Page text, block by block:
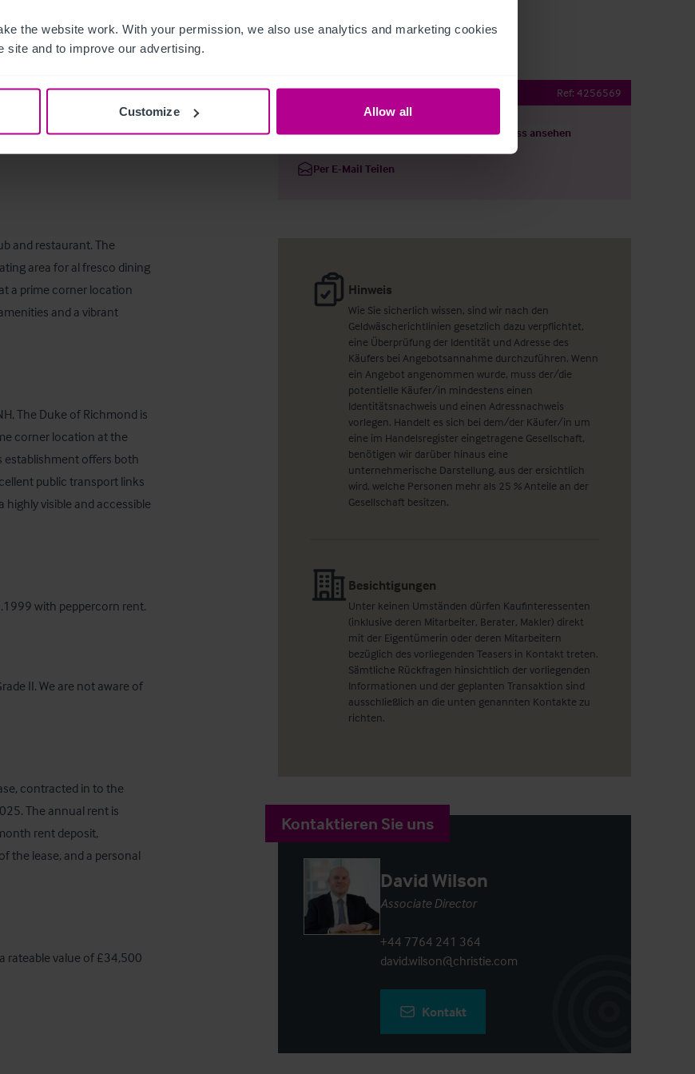
the website work. With your permission, we also use analytics and marketing cookies
site and to improve our advertising.
Customize Allow all
and restaurant. The
area for al fresco dining
a prime corner location
and a vibrant
The Duke of Richmond is
corner location at the
establishment offers both
public transport links
visible and accessible
with peppercorn rent.
II. We are not aware of
contracted in to the
The annual rent is
rent deposit,
the lease, and a personal
rateable value of £34,500
Investment Opportunity Ref: 4256569
Details herunterladen Grundriss ansehen
Per E-Mail Teilen
Hinweis
Wie Sie sicherlich wissen, sind wir nach den
Geldwäscherichtlinien gesetzlich dazu verpflichtet,
eine Überprüfung der Identität und Adresse des
Käufers bei Angebotsannahme durchzuführen. Wenn
ein Angebot angenommen wurde, muss der/die
potentielle Käufer/in mindestens einen
Identitätsnachweis und einen Adressnachweis
vorlegen. Handelt es sich bei dem/der Käufer/in um
eine im Handelsregister eingetragene Gesellschaft,
benötigen wir darüber hinaus eine
unternehmerische Darstellung, aus der ersichtlich
wird, welche Personen mehr als 25 % Anteile an der
Gesellschaft besitzen.
Besichtigungen
Unter keinen Umständen dürfen Kaufinteressenten
(inklusive deren Mitarbeiter, Berater, Makler) direkt
mit der Eigentümerin oder deren Mitarbeitern
bezüglich des vorliegenden Teasers in Kontakt treten.
Sämtliche Rückfragen hinsichtlich der vorliegenden
Informationen und der geplanten Transaktion sind
ausschließlich an die unten genannten Kontakte zu
richten.
Kontaktieren Sie uns
David Wilson
Associate Director
+44 7764 241 364
david.wilson@christie.com
Kontakt